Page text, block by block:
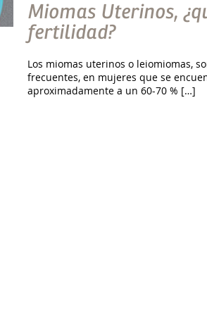
Miomas Uterinos,
fertilidad?
Los miomas uterinos o leiomiomas,
frecuentes, en mujeres que se
aproximadamente a un 60-70 % […]